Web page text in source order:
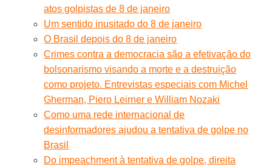
atos golpistas de 8 de janeiro
Um sentido inusitado do 8 de janeiro
O Brasil depois do 8 de janeiro
Crimes contra a democracia são a efetivação do
bolsonarismo visando a morte e a destruição
como projeto. Entrevistas especiais com Michel
Gherman, Piero Leirner e William Nozaki
Como uma rede internacional de
desinformadores ajudou a tentativa de golpe no
Brasil
Do impeachment à tentativa de golpe, direita